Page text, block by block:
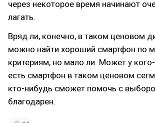
через некоторое время начинают
лагать.
Вряд ли, конечно, в таком ценовом
можно найти хороший смартфон по
критериям, но мало ли. Может у
есть смартфон в таком ценовом
кто-нибудь сможет помочь с
благодарен.